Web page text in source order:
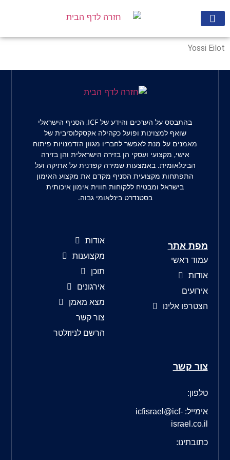
Yossi Eilot
בהתבסס על הערכים והידע של ICF, הסניף הישראלי
שואף למצוינות ופועל כקהילה אקסקלוסיבית של
מאמנים על מנת לאפשר לחבריו מגוון הזדמנויות פיתוח
אישי, מקצועי ועסקי הן בזירה הישראלית והן בזירה
הבינלאומית. באמצעות שמירה קפדנית על אתיקה ועל
התפתחות מקצועית הסניף מקדם את מקצוע האימון
בישראל ומבטיח ללקוחות חווית אימון איכותית
בסטנדרט בינלאומי גבוה.
מפת אתר
עמוד ראשי
אודות
אירועים
הצטרפו אלינו
אודות
מקצוענות
תוכן
אירגונים
מצא מאמן
צור קשר
הרשם לניוזלטר
צור קשר
טלפון:
אימייל: icfisrael@icf-
israel.co.il
כתובתינו: